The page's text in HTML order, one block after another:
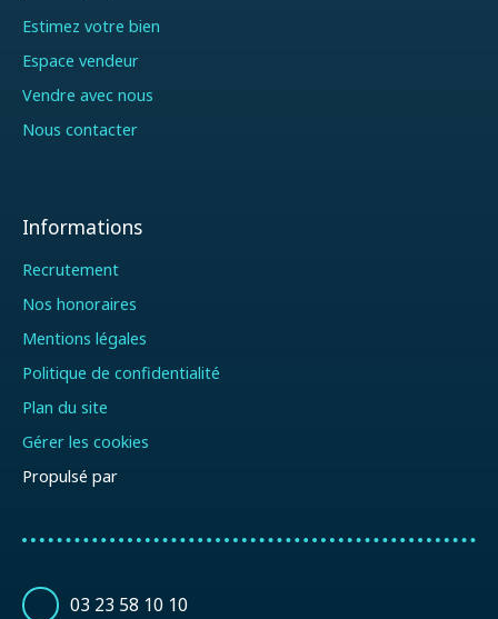
Estimez votre bien
Espace vendeur
Vendre avec nous
Nous contacter
Informations
Recrutement
Nos honoraires
Mentions légales
Politique de confidentialité
Plan du site
Gérer les cookies
Propulsé par
03 23 58 10 10